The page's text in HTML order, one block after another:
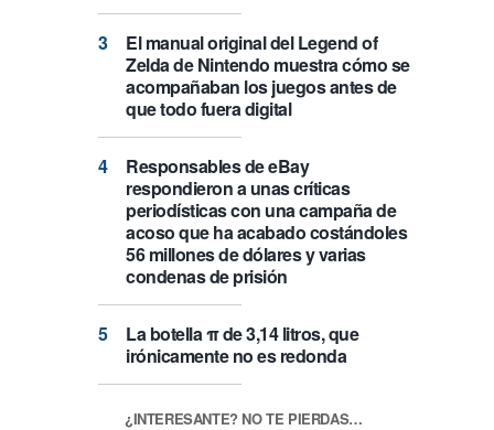
El manual original del Legend of
Zelda de Nintendo muestra cómo se
acompañaban los juegos antes de
que todo fuera digital
Responsables de eBay
respondieron a unas críticas
periodísticas con una campaña de
acoso que ha acabado costándoles
56 millones de dólares y varias
condenas de prisión
La botella π de 3,14 litros, que
irónicamente no es redonda
¿INTERESANTE? NO TE PIERDAS…